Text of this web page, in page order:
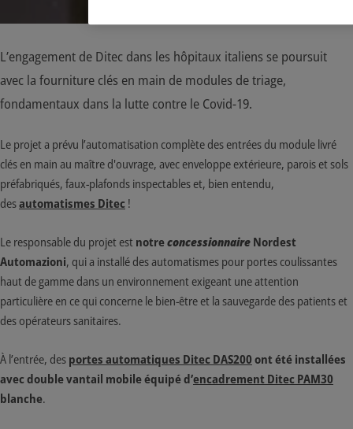
L’engagement de Ditec dans les hôpitaux italiens se poursuit
avec la fourniture clés en main de modules de triage,
fondamentaux dans la lutte contre le Covid-19.
Le projet a prévu l’automatisation complète des entrées du module livré
clés en main au maître d'ouvrage, avec enveloppe extérieure, parois et sols
préfabriqués, faux-plafonds inspectables et, bien entendu,
desautomatismes Ditec !
Le responsable du projet est notreconcessionnaire Nordest
Automazioni, qui a installé des automatismes pour portes coulissantes
haut de gamme dans un environnement exigeant une attention
particulière en ce qui concerne le bien-être et la sauvegarde des patients et
des opérateurs sanitaires.
À l’entrée, des portes automatiques Ditec DAS200 ont été installées
avec double vantail mobile équipé d’encadrement Ditec PAM30
blanche.